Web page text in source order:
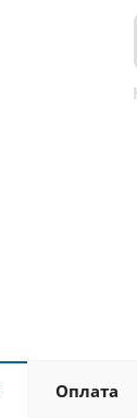
Оплата